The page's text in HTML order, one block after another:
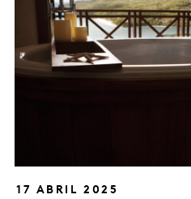
17 ABRIL 2025